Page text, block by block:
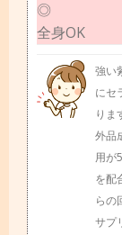
◎
全身OK
強い
にセ
りま
外品
用が
を配
らの
サプ